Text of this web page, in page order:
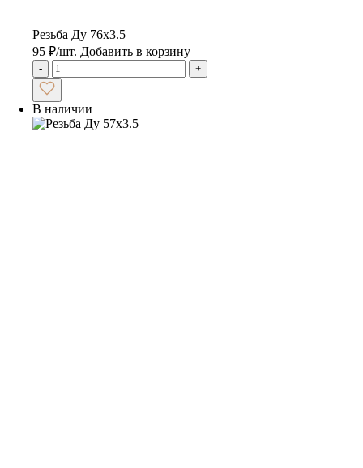
Резьба Ду 76х3.5
95 ₽/шт. Добавить в корзину
- +
В наличии